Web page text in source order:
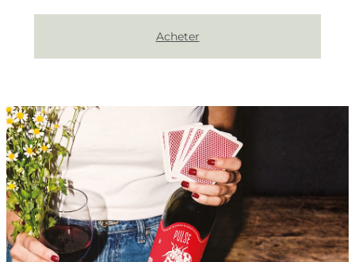
Acheter